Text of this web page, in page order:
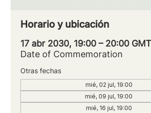
Horario y ubicación
17 abr 2030, 19:00 – 20:00
Date of Commemoration
Otras fechas
mié, 02 jul, 19:00
mié, 09 jul, 19:00
mié, 16 jul, 19:00